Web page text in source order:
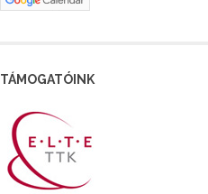
TÁMOGATÓINK